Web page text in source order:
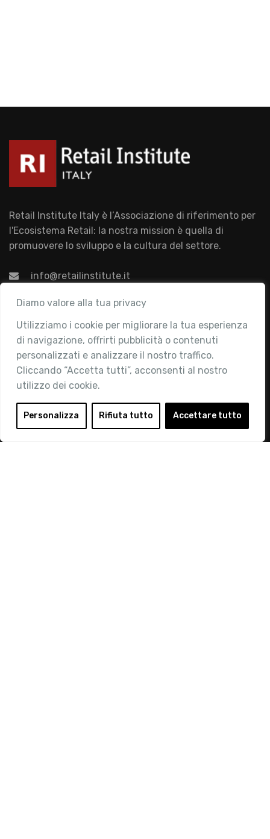
Diamo valore alla tua privacy
Utilizziamo i cookie per migliorare la tua esperienza
di navigazione, offrirti pubblicità o contenuti
personalizzati e analizzare il nostro traffico.
Cliccando “Accetta tutti”, acconsenti al nostro
utilizzo dei cookie.
Personalizza Rifiuta tutto Accettare tutto
Retail Institute Italy è l’Associazione di riferimento per
l'Ecosistema Retail: la nostra mission è quella di
promuovere lo sviluppo e la cultura del settore.
info@retailinstitute.it
Associazione
Chi siamo
Attività
Contatti
Area Riservata
Login
Diventa Socio